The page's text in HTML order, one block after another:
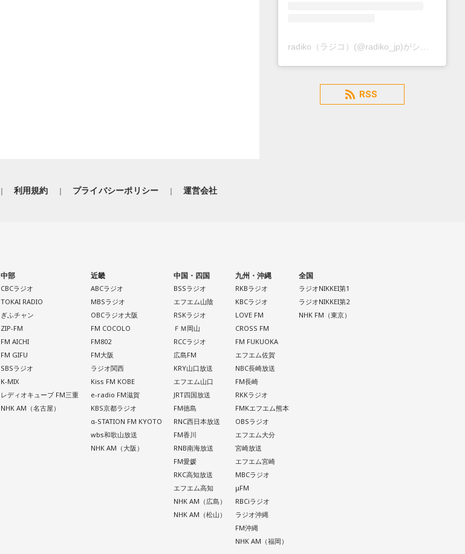
radiko（ラジコ）(@radiko_jp)がシェアした投稿
RSS
利用規約 プライバシーポリシー 運営会社
中部
CBCラジオ
TOKAI RADIO
ぎふチャン
ZIP-FM
FM AICHI
FM GIFU
SBSラジオ
K-MIX
レディオキューブ FM三重
NHK AM（名古屋）
近畿
ABCラジオ
MBSラジオ
OBCラジオ大阪
FM COCOLO
FM802
FM大阪
ラジオ関西
Kiss FM KOBE
e-radio FM滋賀
KBS京都ラジオ
α-STATION FM KYOTO
wbs和歌山放送
NHK AM（大阪）
中国・四国
BSSラジオ
エフエム山陰
RSKラジオ
ＦＭ岡山
RCCラジオ
広島FM
KRY山口放送
エフエム山口
JRT四国放送
FM徳島
RNC西日本放送
FM香川
RNB南海放送
FM愛媛
RKC高知放送
エフエム高知
NHK AM（広島）
NHK AM（松山）
九州・沖縄
RKBラジオ
KBCラジオ
LOVE FM
CROSS FM
FM FUKUOKA
エフエム佐賀
NBC長崎放送
FM長崎
RKKラジオ
FMKエフエム熊本
OBSラジオ
エフエム大分
宮崎放送
エフエム宮崎
MBCラジオ
μFM
RBCiラジオ
ラジオ沖縄
FM沖縄
NHK AM（福岡）
全国
ラジオNIKKEI第1
ラジオNIKKEI第2
NHK FM（東京）